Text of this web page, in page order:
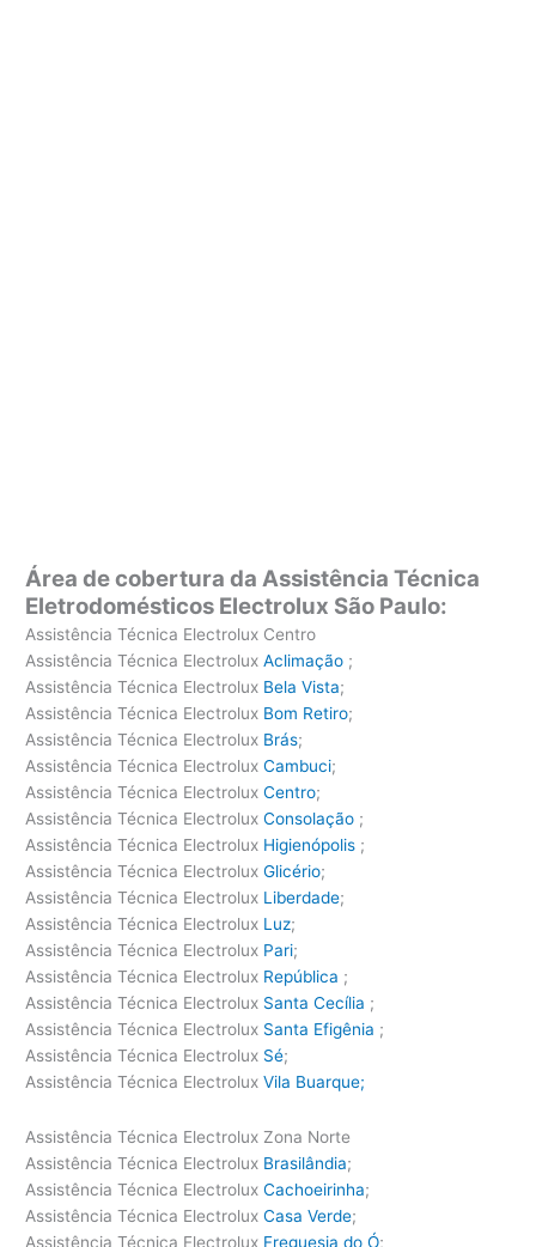
Área de cobertura da Assistência Técnica
Eletrodomésticos Electrolux São Paulo:
Assistência Técnica Electrolux Centro
Assistência Técnica ElectroluxAclimação ;
Assistência Técnica Electrolux Bela Vista;
Assistência Técnica Electrolux Bom Retiro;
Assistência Técnica Electrolux Brás;
Assistência Técnica ElectroluxCambuci;
Assistência Técnica ElectroluxCentro;
Assistência Técnica ElectroluxConsolação ;
Assistência Técnica Electrolux Higienópolis ;
Assistência Técnica ElectroluxGlicério;
Assistência Técnica Electrolux Liberdade;
Assistência Técnica Electrolux Luz;
Assistência Técnica Electrolux Pari;
Assistência Técnica Electrolux República ;
Assistência Técnica Electrolux Santa Cecília ;
Assistência Técnica Electrolux Santa Efigênia ;
Assistência Técnica Electrolux Sé;
Assistência Técnica ElectroluxVila Buarque;
Assistência Técnica Electrolux Zona Norte
Assistência Técnica Electrolux Brasilândia;
Assistência Técnica ElectroluxCachoeirinha;
Assistência Técnica ElectroluxCasa Verde;
Assistência Técnica Electrolux Freguesia do Ó;